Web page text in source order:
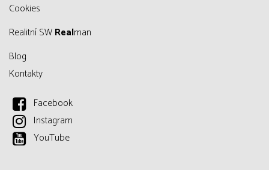
Cookies
Realitní SWRealman
Blog
Kontakty
Facebook
Instagram
YouTube